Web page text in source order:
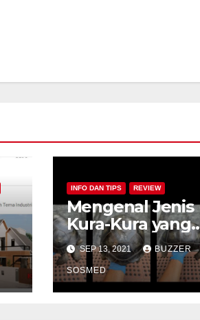
INFO DAN TIPS REVIEW
Mengenal Jenis
Kura-Kura yang
bisa dipelihara
dirumah
SEP 13, 2021 BUZZER
SOSMED